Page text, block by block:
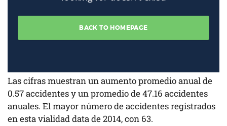
Las cifras muestran un aumento promedio anual de
0.57 accidentes y un promedio de 47.16 accidentes
anuales. El mayor número de accidentes registrados
en esta vialidad data de 2014, con 63.